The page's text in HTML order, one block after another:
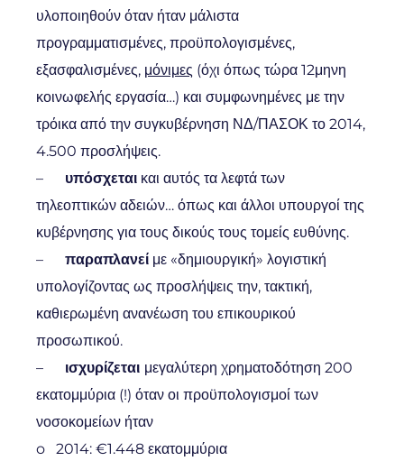
υλοποιηθούν όταν ήταν μάλιστα
προγραμματισμένες, προϋπολογισμένες,
εξασφαλισμένες, μόνιμες (όχι όπως τώρα 12μηνη
κοινωφελής εργασία…) και συμφωνημένες με την
τρόικα από την συγκυβέρνηση ΝΔ/ΠΑΣΟΚ το 2014,
4.500 προσλήψεις.
– υπόσχεται και αυτός τα λεφτά των
τηλεοπτικών αδειών… όπως και άλλοι υπουργοί της
κυβέρνησης για τους δικούς τους τομείς ευθύνης.
– παραπλανεί με «δημιουργική» λογιστική
υπολογίζοντας ως προσλήψεις την, τακτική,
καθιερωμένη ανανέωση του επικουρικού
προσωπικού.
– ισχυρίζεται μεγαλύτερη χρηματοδότηση 200
εκατομμύρια (!) όταν οι προϋπολογισμοί των
νοσοκομείων ήταν
o 2014: €1.448 εκατομμύρια